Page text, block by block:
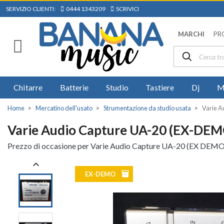
SERVIZIO CLIENTI: 0444 1343209 SCRIVICI
MARCHI
Chitarre Batterie Studio Tastiere Dj
Home Mercatino dell'usato Strumentazione da studio usata Varie
Varie Audio Capture UA-20 (EX-
Prezzo di occasione per Varie Audio Capture UA-20 (EX
EX-DEMO inventory
